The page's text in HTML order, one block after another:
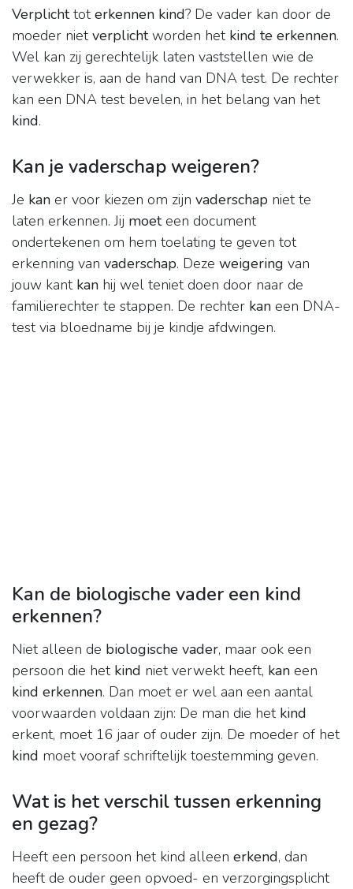
Verplichttoterkennen kind? De vader kan door de
moeder nietverplichtworden het kind te erkennen.
Wel kan zij gerechtelijk laten vaststellen wie de
verwekker is, aan de hand van DNA test. De rechter
kan een DNA test bevelen, in het belang van het
kind.
Kan je vaderschap weigeren?
Je kan er voor kiezen om zijn vaderschap niet te
laten erkennen. Jij moeteen document
ondertekenen om hem toelating te geven tot
erkenning van vaderschap. Deze weigering van
jouw kant kan hij wel teniet doen door naar de
familierechter te stappen. De rechter kan een DNA-
test via bloedname bij je kindje afdwingen.
Kan de biologische vader een kind
erkennen?
Niet alleen de biologische vader, maar ook een
persoon die het kind niet verwekt heeft, kan een
kind erkennen. Dan moet er wel aan een aantal
voorwaarden voldaan zijn: De man die het kind
erkent, moet 16 jaar of ouder zijn. De moeder of het
kind moet vooraf schriftelijk toestemming geven.
Wat is het verschil tussen erkenning
en gezag?
Heeft een persoon het kind alleen erkend, dan
heeft de ouder geen opvoed- en verzorgingsplicht